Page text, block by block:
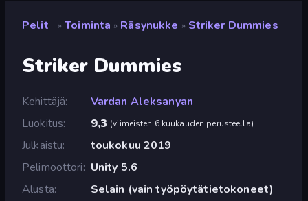
Pelit » Toiminta » Räsynukke » Striker Dummies
Striker Dummies
Kehittäjä
Vardan Aleksanyan
Luokitus
9,3 (viimeisten 6 kuukauden perusteella)
Julkaistu
toukokuu 2019
Pelimoottori
Unity 5.6
Alusta
Selain (vain työpöytätietokoneet)